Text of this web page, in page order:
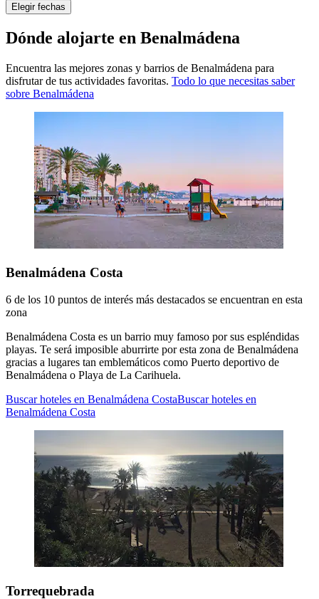
Elegir fechas
Dónde alojarte en Benalmádena
Encuentra las mejores zonas y barrios de Benalmádena para
disfrutar de tus actividades favoritas. Todo lo que necesitas saber
sobre Benalmádena
Benalmádena Costa
6 de los 10 puntos de interés más destacados se encuentran en esta
zona
Benalmádena Costa es un barrio muy famoso por sus espléndidas
playas. Te será imposible aburrirte por esta zona de Benalmádena
gracias a lugares tan emblemáticos como Puerto deportivo de
Benalmádena o Playa de La Carihuela.
Buscar hoteles en Benalmádena CostaBuscar hoteles en
Benalmádena Costa
Torrequebrada